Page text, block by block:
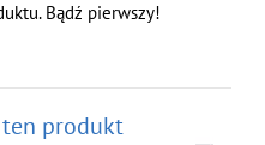
Bądź pierwszy!
produkt